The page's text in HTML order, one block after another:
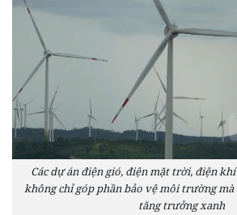
Các dự án điện gió, điện mặt trời, điện
không chỉ góp phần bảo vệ môi trường mà
tăng trưởng xanh